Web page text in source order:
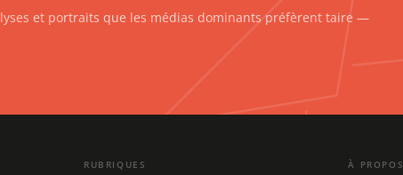
et portraits que les médias dominants préfèrent taire —
RUBRIQUES À PROPOS